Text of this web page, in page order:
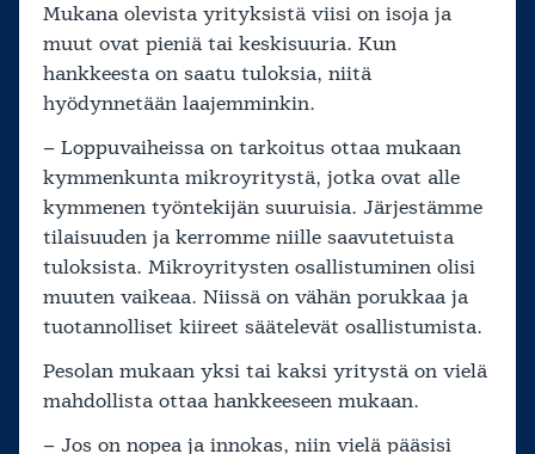
Mukana olevista yrityksistä viisi on isoja ja
muut ovat pieniä tai keskisuuria. Kun
hankkeesta on saatu tuloksia, niitä
hyödynnetään laajemminkin.
– Loppuvaiheissa on tarkoitus ottaa mukaan
kymmenkunta mikroyritystä, jotka ovat alle
kymmenen työntekijän suuruisia. Järjestämme
tilaisuuden ja kerromme niille saavutetuista
tuloksista. Mikroyritysten osallistuminen olisi
muuten vaikeaa. Niissä on vähän porukkaa ja
tuotannolliset kiireet säätelevät osallistumista.
Pesolan mukaan yksi tai kaksi yritystä on vielä
mahdollista ottaa hankkeeseen mukaan.
– Jos on nopea ja innokas, niin vielä pääsisi